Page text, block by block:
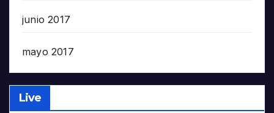
junio 2017
mayo 2017
Live